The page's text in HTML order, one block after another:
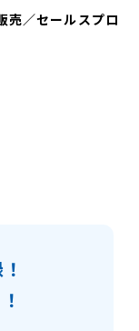
売／セールスプロ